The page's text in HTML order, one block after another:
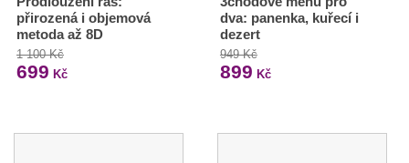
přirozená i objemová
metoda až 8D
1 100 Kč
699 Kč
dva: panenka, kuřecí i
dezert
949 Kč
899 Kč